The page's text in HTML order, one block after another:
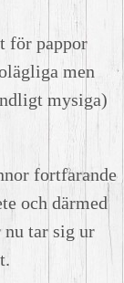
för pappor
men
mysiga)
fortfarande
och därmed
tar sig ur